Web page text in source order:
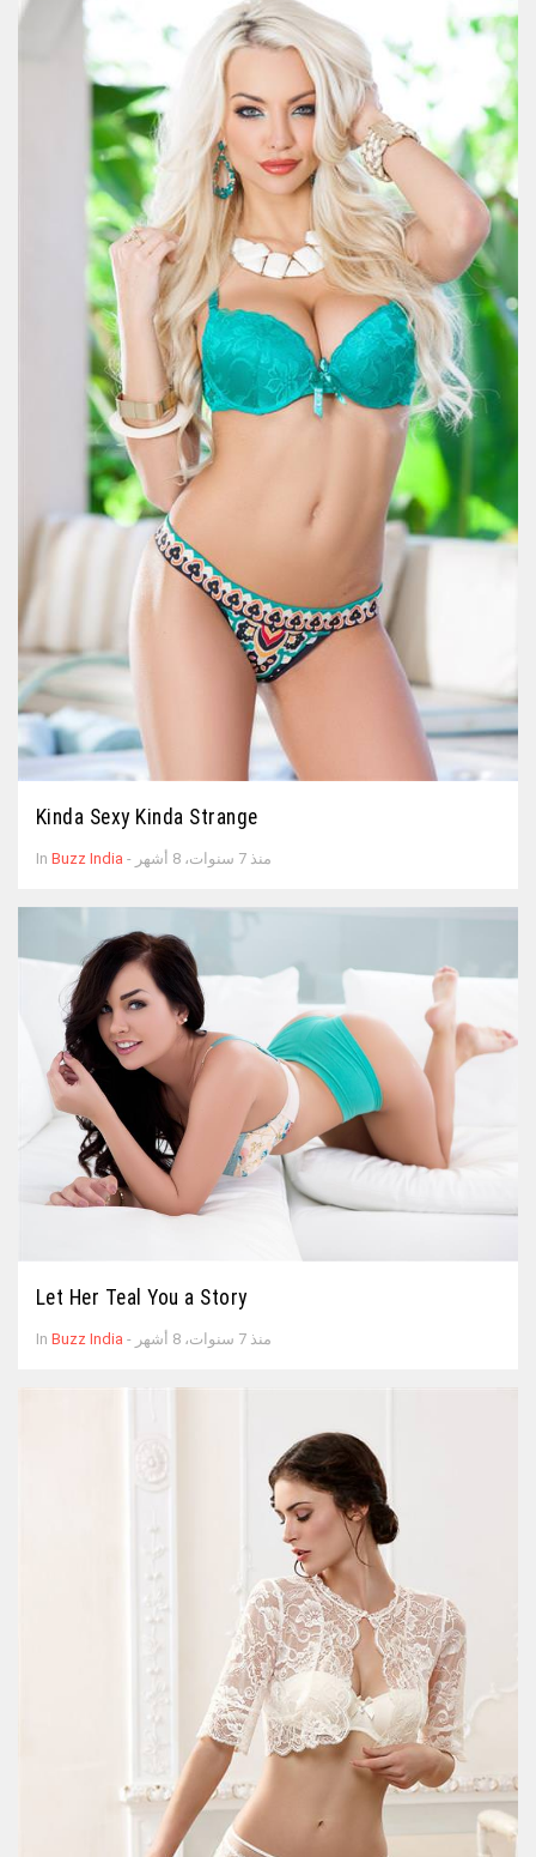
Kinda Sexy Kinda Strange
In Buzz India - منذ 7 سنوات، 8 أشهر
Let Her Teal You a Story
In Buzz India - منذ 7 سنوات، 8 أشهر